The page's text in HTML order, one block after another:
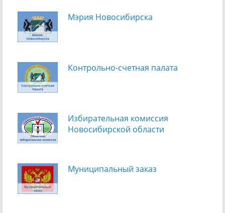
Мэрия Новосибирска
Контрольно-счетная палата
Избирательная комиссия
Новосибирской области
Муниципальный заказ